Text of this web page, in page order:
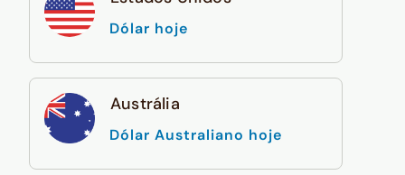
Dólar hoje
Austrália
Dólar Australiano hoje